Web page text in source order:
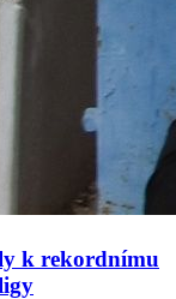
k rekordnímu